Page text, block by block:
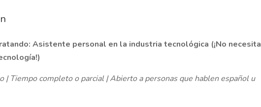
Asistente personal en la industria tecnológica (¡No
| Tiempo completo o parcial | Abierto a personas que hablen español u